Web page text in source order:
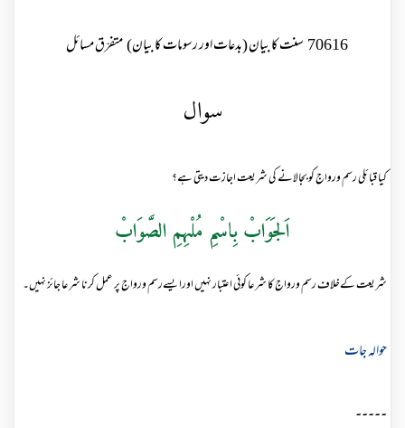
70616 سنت کا بیان (بدعات اور رسومات کا بیان)متفرّق مسائل
سوال
کیا قبائلی رسم ورواج کو بجالانے کی شریعت اجازت دیتی ہے؟
اَلجَوَابْ بِاسْمِ مُلْہِمِ الصَّوَابْ
شریعت کےخلاف رسم ورواج کا شرعا کوئی اعتبار نہیں اورایسےرسم ورواج پر عمل کرنا شرعا جائز نہیں۔
حوالہ جات
۔۔۔۔۔